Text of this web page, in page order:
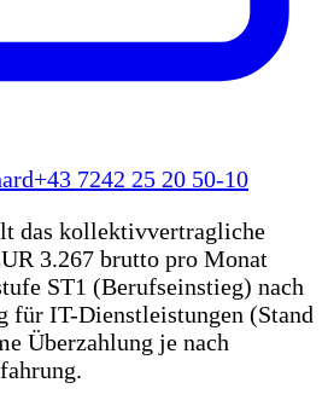
+43 7242 25 20 50-10
das kollektivvertragliche
3.267 brutto pro Monat
ST1 (Berufseinstieg) nach
für IT-Dienstleistungen (Stand
Überzahlung je nach